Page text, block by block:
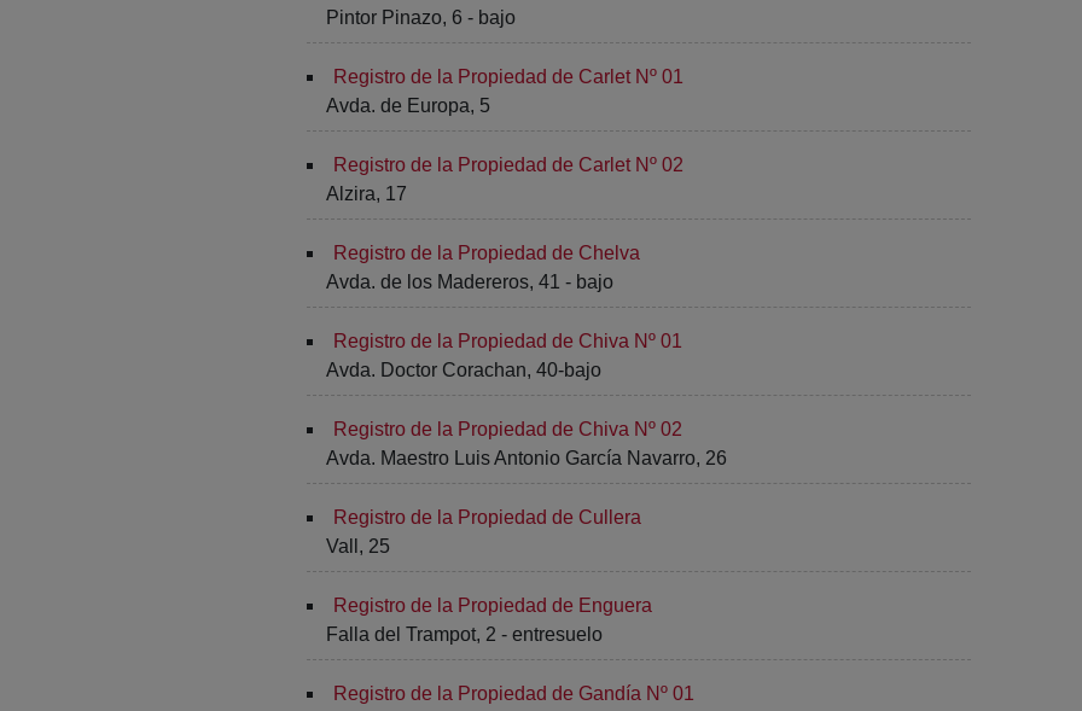
Pintor Pinazo, 6 - bajo
Registro de la Propiedad de Carlet Nº 01
Avda. de Europa, 5
Registro de la Propiedad de Carlet Nº 02
Alzira, 17
Registro de la Propiedad de Chelva
Avda. de los Madereros, 41 - bajo
Registro de la Propiedad de Chiva Nº 01
Avda. Doctor Corachan, 40-bajo
Registro de la Propiedad de Chiva Nº 02
Avda. Maestro Luis Antonio García Navarro, 26
Registro de la Propiedad de Cullera
Vall, 25
Registro de la Propiedad de Enguera
Falla del Trampot, 2 - entresuelo
Registro de la Propiedad de Gandía Nº 01